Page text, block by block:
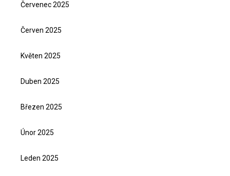
Červenec 2025
Červen 2025
Květen 2025
Duben 2025
Březen 2025
Únor 2025
Leden 2025